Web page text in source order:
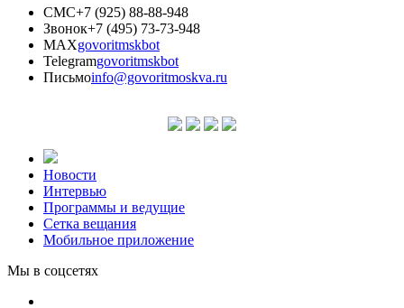
СМС+7 (925) 88-88-948
Звонок+7 (495) 73-73-948
MAXgovoritmskbot
Telegramgovoritmskbot
Письмоinfo@govoritmoskva.ru
Новости
Интервью
Программы и ведущие
Сетка вещания
Мобильное приложение
Мы в соцсетях